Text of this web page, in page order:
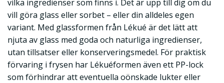
vilka ingredienser som finns i. Det är upp till dig om du
vill göra glass eller sorbet – eller din alldeles egen
variant. Med glassformen från Lékué är det lätt att
njuta av glass med goda och naturliga ingredienser,
utan tillsatser eller konserveringsmedel. För praktisk
förvaring i frysen har Lékuéformen även ett PP-lock
som förhindrar att eventuella oönskade lukter eller